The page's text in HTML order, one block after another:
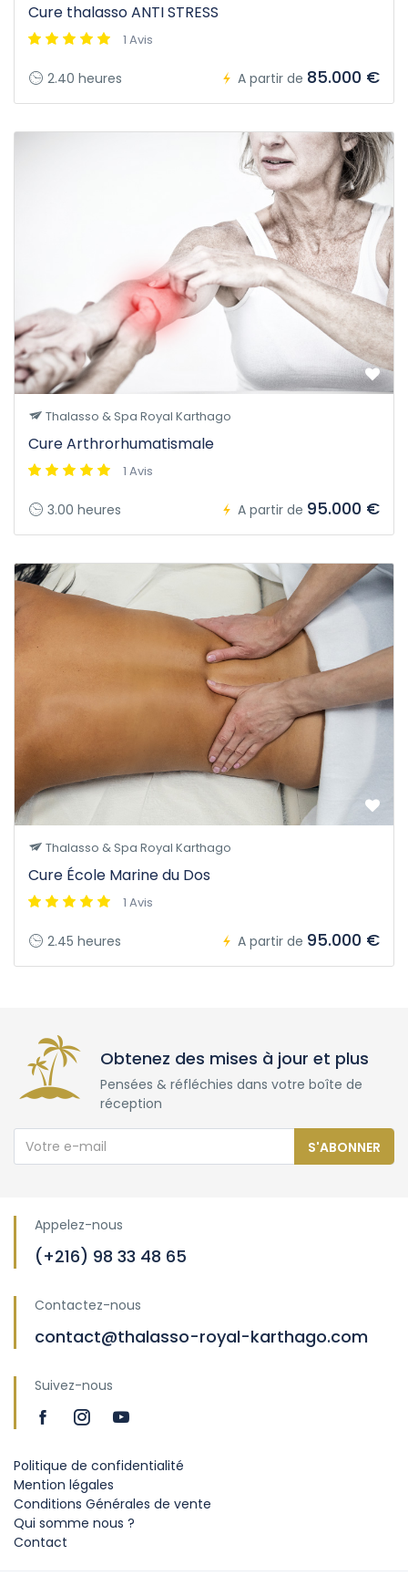
Cure thalasso ANTI STRESS
1 Avis
2.40 heures A partir de 85.000 €
Thalasso & Spa Royal Karthago
Cure Arthrorhumatismale
1 Avis
3.00 heures A partir de 95.000 €
Thalasso & Spa Royal Karthago
Cure École Marine du Dos
1 Avis
2.45 heures A partir de 95.000 €
Obtenez des mises à jour et plus
Pensées & réfléchies dans votre boîte de
réception
S'ABONNER
Appelez-nous
(+216) 98 33 48 65
Contactez-nous
contact@thalasso-royal-karthago.com
Suivez-nous
Politique de confidentialité
Mention légales
Conditions Générales de vente
Qui somme nous ?
Contact